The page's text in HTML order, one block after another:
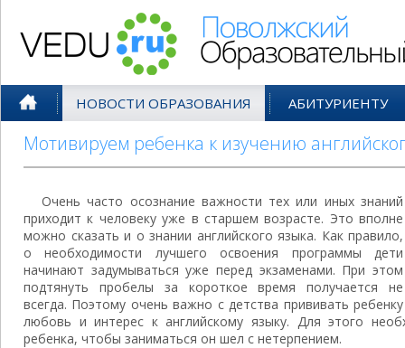
НОВОСТИ ОБРАЗОВАНИЯ АБИТУРИЕНТУ
Мотивируем ребенка к изучению
Очень часто осознание важности тех или иных знаний
приходит к человеку уже в старшем возрасте. Это вполне
можно сказать и о знании английского языка. Как правило,
о необходимости лучшего освоения программы дети
начинают задумываться уже перед экзаменами. При этом
подтянуть пробелы за короткое время получается не
всегда. Поэтому очень важно с детства прививать ребенку
любовь и интерес к английскому языку. Для этого
ребенка, чтобы заниматься он шел с нетерпением.